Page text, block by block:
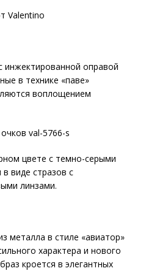
инжектированной оправой
в технике «паве»
воплощением
цвете с темно-серыми
виде стразов с
линзами.
металла в стиле «авиатор»
характера и нового
кроется в элегантных